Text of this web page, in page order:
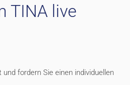
TINA live
fordern Sie einen individuellen